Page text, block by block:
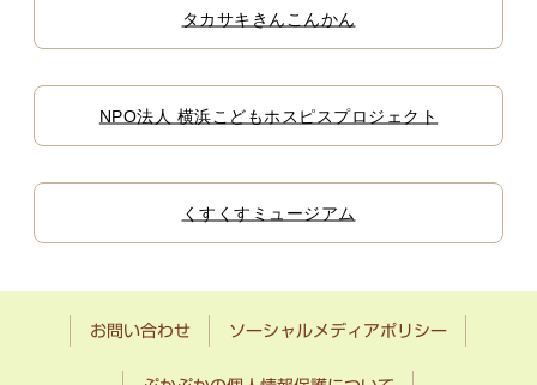
タカサキきんこんかん
NPO法人 横浜こどもホスピスプロジェクト
くすくすミュージアム
お問い合わせ ソーシャルメディアポリシー